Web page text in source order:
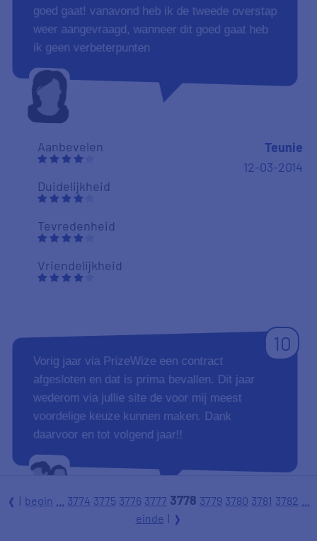
goed gaat! vanavond heb ik de tweede overstap
weer aangevraagd, wanneer dit goed gaat heb
ik geen verbeterpunten
Aanbevelen
Duidelijkheid
Tevredenheid
Vriendelijkheid
Teunie
12-03-2014
10
Vorig jaar via PrizeWize een contract
afgesloten en dat is prima bevallen. Dit jaar
wederom via jullie site de voor mij meest
voordelige keuze kunnen maken. Dank
daarvoor en tot volgend jaar!!
l | begin 3774 3775 3776 3777 3778 3779 3780 3781 3782
einde | r